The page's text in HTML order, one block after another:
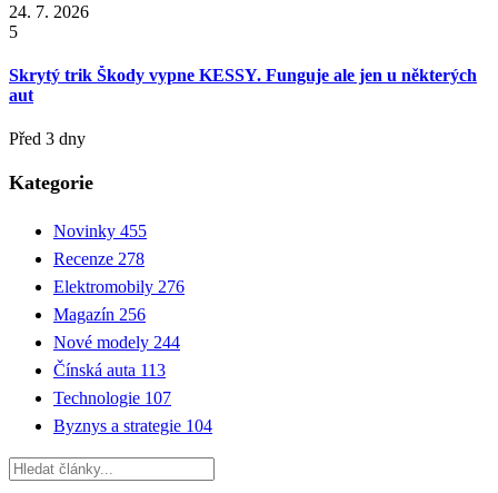
24. 7. 2026
5
Skrytý trik Škody vypne KESSY. Funguje ale jen u některých
aut
Před 3 dny
Kategorie
Novinky 455
Recenze 278
Elektromobily 276
Magazín 256
Nové modely 244
Čínská auta 113
Technologie 107
Byznys a strategie 104
Hledat: